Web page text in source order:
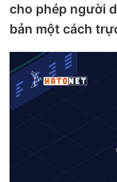
cho phép người
bản một cách